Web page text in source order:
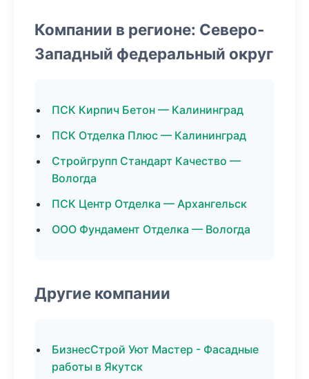
Компании в регионе: Северо-
Западный федеральный округ
ПСК Кирпич Бетон — Калининград
ПСК Отделка Плюс — Калининград
Стройгрупп Стандарт Качество —
Вологда
ПСК Центр Отделка — Архангельск
ООО Фундамент Отделка — Вологда
Другие компании
БизнесСтрой Уют Мастер - Фасадные
работы в Якутск